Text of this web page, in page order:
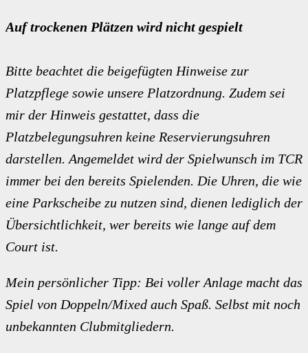
Auf trockenen Plätzen wird nicht gespielt
Bitte beachtet die beigefügten Hinweise zur
Platzpflege sowie unsere Platzordnung. Zudem sei
mir der Hinweis gestattet, dass die
Platzbelegungsuhren keine Reservierungsuhren
darstellen. Angemeldet wird der Spielwunsch im TCR
immer bei den bereits Spielenden. Die Uhren, die wie
eine Parkscheibe zu nutzen sind, dienen lediglich der
Übersichtlichkeit, wer bereits wie lange auf dem
Court ist.
Mein persönlicher Tipp: Bei voller Anlage macht das
Spiel von Doppeln/Mixed auch Spaß. Selbst mit noch
unbekannten Clubmitgliedern.